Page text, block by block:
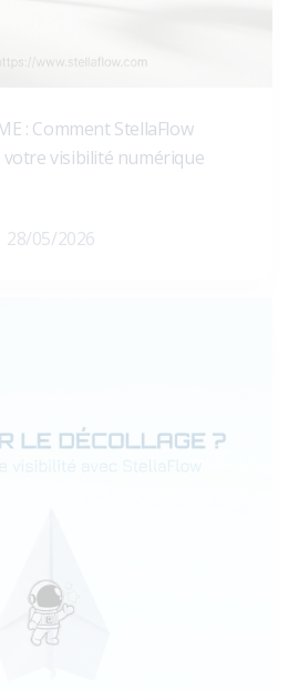
: Comment StellaFlow
visibilité numérique
28/05/2026